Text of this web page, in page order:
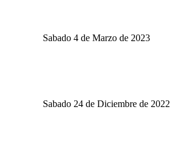
Sabado 4 de Marzo de 2023
Sabado 24 de Diciembre de 2022